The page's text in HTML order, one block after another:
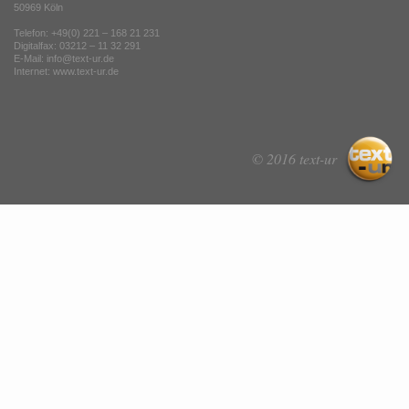
50969 Köln
Telefon: +49(0) 221 – 168 21 231
Digitalfax: 03212 – 11 32 291
E-Mail: info@text-ur.de
Internet: www.text-ur.de
© 2016 text-ur